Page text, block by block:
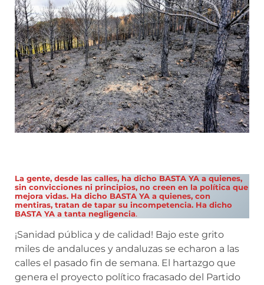
La gente, desde las calles, ha dicho BASTA YA a quienes,
sin convicciones ni principios, no creen en la política que
mejora vidas. Ha dicho BASTA YA a quienes, con
mentiras, tratan de tapar su incompetencia. Ha dicho
BASTA YA a tanta negligencia.
¡Sanidad pública y de calidad! Bajo este grito
miles de andaluces y andaluzas se echaron a las
calles el pasado fin de semana. El hartazgo que
genera el proyecto político fracasado del Partido